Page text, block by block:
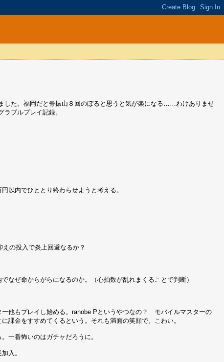
した。福岡だと脊振山８回のぼると思うと気が楽になる……わけありませ
ブルプレイ記録。
以内でひととり終わらせようと考える。
の投入で炎上回避なるか？
なぜ命からがらになるのか。（心拍数が乱れまくることで判断）
他もプレイし始める。ranobe Pというやつなの？ モバイルマスターの
課金をすすめてくるという。それも満面の笑顔で。こわい。
一番怖いのはガチャだろうに。
入。